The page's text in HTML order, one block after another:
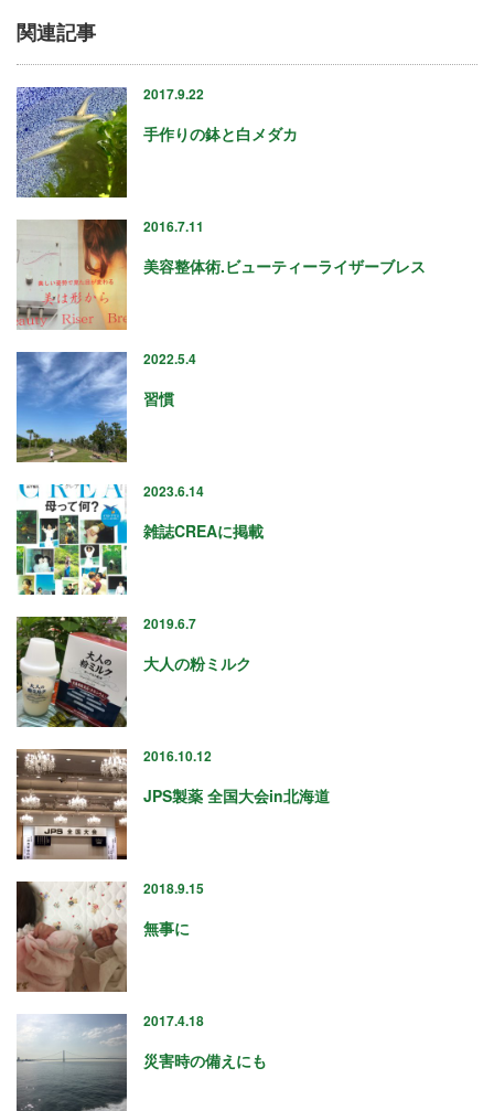
関連記事
2017.9.22
手作りの鉢と白メダカ
2016.7.11
美容整体術.ビューティーライザーブレス
2022.5.4
習慣
2023.6.14
雑誌CREAに掲載
2019.6.7
大人の粉ミルク
2016.10.12
JPS製薬 全国大会in北海道
2018.9.15
無事に
2017.4.18
災害時の備えにも
« 7月
アーカイブ
2026年7月
2026年6月
2026年4月
2026年2月
2025年12月
2025年10月
2025年8月
2025年5月
2025年3月
2025年1月
2024年12月
2024年10月
2024年9月
2024年8月
2024年6月
2024年5月
2024年4月
2024年3月
2024年1月
2023年12月
2023年11月
2023年10月
2023年9月
2023年8月
2023年7月
2023年6月
2023年5月
2023年4月
2023年3月
2023年2月
2023年1月